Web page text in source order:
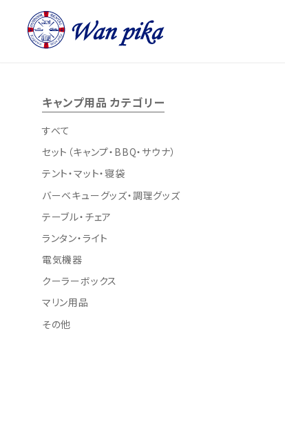
キャンプ用品 カテゴリー
すべて
セット（キャンプ・BBQ・サウナ）
テント・マット・寝袋
バーベキューグッズ・調理グッズ
テーブル・チェア
ランタン・ライト
電気機器
クーラーボックス
マリン用品
その他